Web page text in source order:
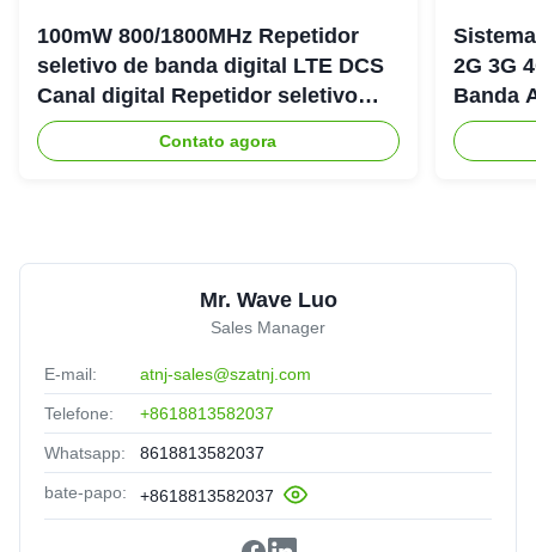
100mW 800/1800MHz Repetidor
seletivo de banda digital LTE DCS
Canal digital Repetidor seletivo
Bda Pico
Contato agora
2G 3G
Banda
Mr. Wave Luo
Sales Manager
E-mail: atnj-sales@szatnj.com
Telefone: +8618813582037
Whatsapp: 8618813582037
bate-papo: +8618813582037